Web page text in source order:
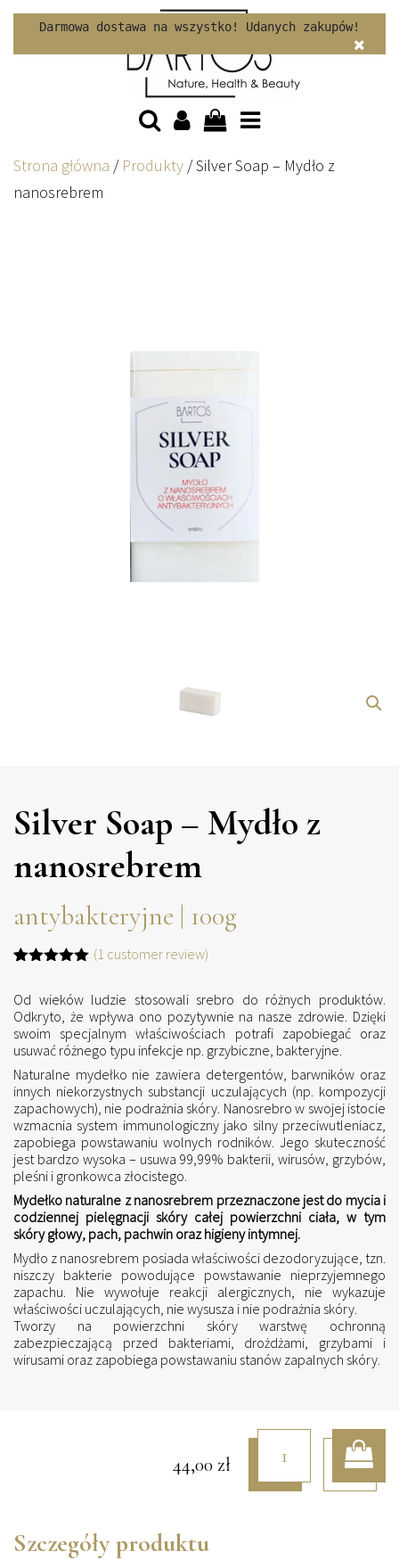
Darmowa dostawa na wszystko! Udanych zakupów!
Skip to content
Strona główna / Produkty /Silver Soap – Mydło z
nanosrebrem
Silver Soap – Mydło z
nanosrebrem
antybakteryjne | 100g
na
podstawie
oceny
klienta
(1 customer review)
Od wieków ludzie stosowali srebro do różnych produktów.
Odkryto, że wpływa ono pozytywnie na nasze zdrowie. Dzięki
swoim specjalnym właściwościach potrafi zapobiegać oraz
usuwać różnego typu infekcje np. grzybiczne, bakteryjne.
Naturalne mydełko nie zawiera detergentów, barwników oraz
innych niekorzystnych substancji uczulających (np. kompozycji
zapachowych), nie podrażnia skóry. Nanosrebro w swojej istocie
wzmacnia system immunologiczny jako silny przeciwutleniacz,
zapobiega powstawaniu wolnych rodników. Jego skuteczność
jest bardzo wysoka – usuwa 99,99% bakterii, wirusów, grzybów,
pleśni i gronkowca złocistego.
Mydełko naturalne z nanosrebrem przeznaczone jest do mycia i
codziennej pielęgnacji skóry całej powierzchni ciała, w tym
skóry głowy, pach, pachwin oraz higieny intymnej.
Mydło z nanosrebrem posiada właściwości dezodoryzujące, tzn.
niszczy bakterie powodujące powstawanie nieprzyjemnego
zapachu. Nie wywołuje reakcji alergicznych, nie wykazuje
właściwości uczulających, nie wysusza i nie podrażnia skóry.
Tworzy na powierzchni skóry warstwę ochronną
zabezpieczającą przed bakteriami, drożdżami, grzybami i
wirusami oraz zapobiega powstawaniu stanów zapalnych skóry.
44,00 zł
Szczegóły produktu